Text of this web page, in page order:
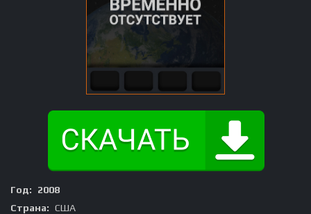
Год:
2008
Страна: США